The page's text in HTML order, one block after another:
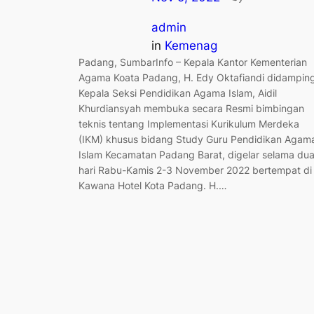
admin
in Kemenag
Padang, SumbarInfo – Kepala Kantor Kementerian
Agama Koata Padang, H. Edy Oktafiandi
Kepala Seksi Pendidikan Agama Islam, Aidil
Khurdiansyah membuka secara Resmi bimbingan
teknis tentang Implementasi Kurikulum Merdeka
(IKM) khusus bidang Study Guru Pendidikan
Islam Kecamatan Padang Barat, digelar selama dua
hari Rabu-Kamis 2-3 November 2022 bertempat di
Kawana Hotel Kota Padang. H.…